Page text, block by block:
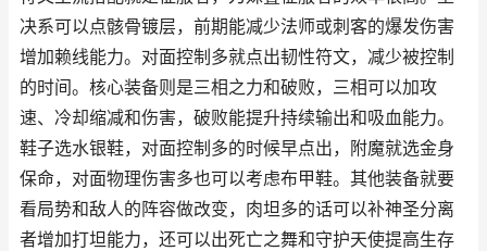
决系可以点骸骨镀层，前期能减少法师或刺客的爆发伤害
增加赖线能力。对面控制多就点出韧性符文，减少被控制
的时间。核心装备则是三相之力和破败，三相可以加攻
速、冷却缩减和伤害，破败能提升持续输出和吸血能力。
鞋子选水银鞋，对面控制多的时候早点出，附魔就选金身
保命，对面物理伤害多也可以考虑布甲鞋。其他装备就要
看局势和敌人的阵容做改变，肉坦多的话可以补神圣分离
者增加打坦能力，还可以出死亡之舞和守护天使提高生存